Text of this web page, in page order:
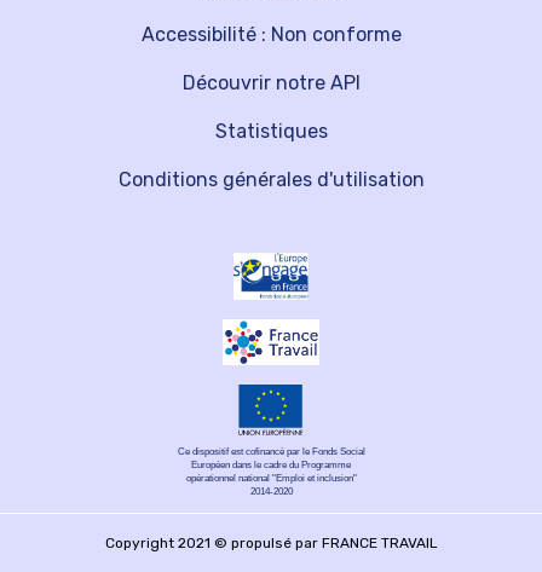
Découvrir notre API
Statistiques
Accessibilité : Non conforme
Conditions générales d'utilisation
Ce dispositif est cofinancé par le Fonds Social
Européen dans le cadre du Programme
opérationnel national "Emploi et inclusion"
2014-2020
Copyright 2021 © propulsé par FRANCE TRAVAIL